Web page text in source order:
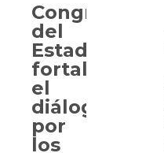
Congreso
del
Estado
fortalece
el
diálogo
por
los